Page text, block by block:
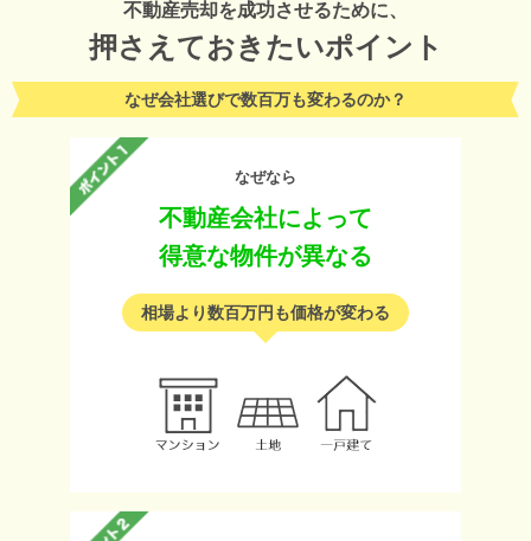
不動産売却を成功させるために、
押さえておきたいポイント
なぜ会社選びで数百万も変わるのか？
なぜなら
不動産会社によって
得意な物件が異なる
相場より数百万円も価格が変わる